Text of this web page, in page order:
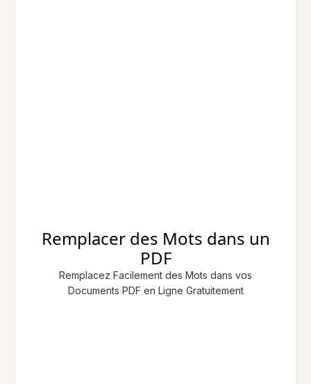
Remplacer des Mots dans un
PDF
Remplacez Facilement des Mots dans vos
Documents PDF en Ligne Gratuitement